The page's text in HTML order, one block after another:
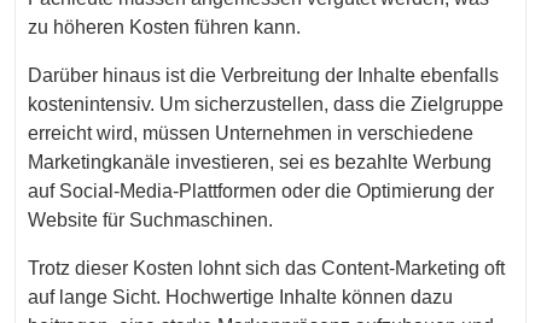
zu höheren Kosten führen kann.
Darüber hinaus ist die Verbreitung der Inhalte ebenfalls
kostenintensiv. Um sicherzustellen, dass die Zielgruppe
erreicht wird, müssen Unternehmen in verschiedene
Marketingkanäle investieren, sei es bezahlte Werbung
auf Social-Media-Plattformen oder die Optimierung der
Website für Suchmaschinen.
Trotz dieser Kosten lohnt sich das Content-Marketing oft
auf lange Sicht. Hochwertige Inhalte können dazu